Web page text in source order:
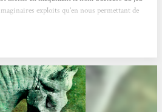
exploits qu’en nous permettant de
qu’il a choisi de nous plonger cette fois. Et